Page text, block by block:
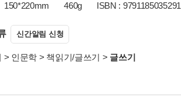
150*220mm 460g ISBN : 9791185035291
신간알림 신청
> 인문학 > 책읽기/글쓰기 > 글쓰기